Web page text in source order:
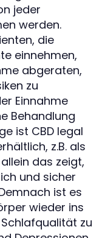
jeder
werden.
die
einnehmen,
abgeraten,
zu
Einnahme
Behandlung
ist CBD legal
z.B. als
das zeigt,
und sicher
ist es
wieder ins
zu